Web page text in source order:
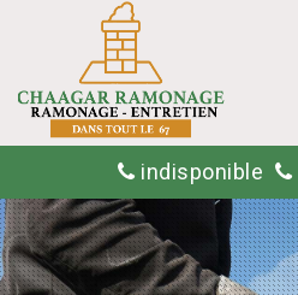
indisponible